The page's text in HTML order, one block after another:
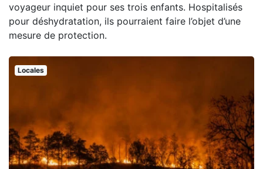
voyageur inquiet pour ses trois enfants. Hospitalisés
pour déshydratation, ils pourraient faire l’objet d’une
mesure de protection.
Locales